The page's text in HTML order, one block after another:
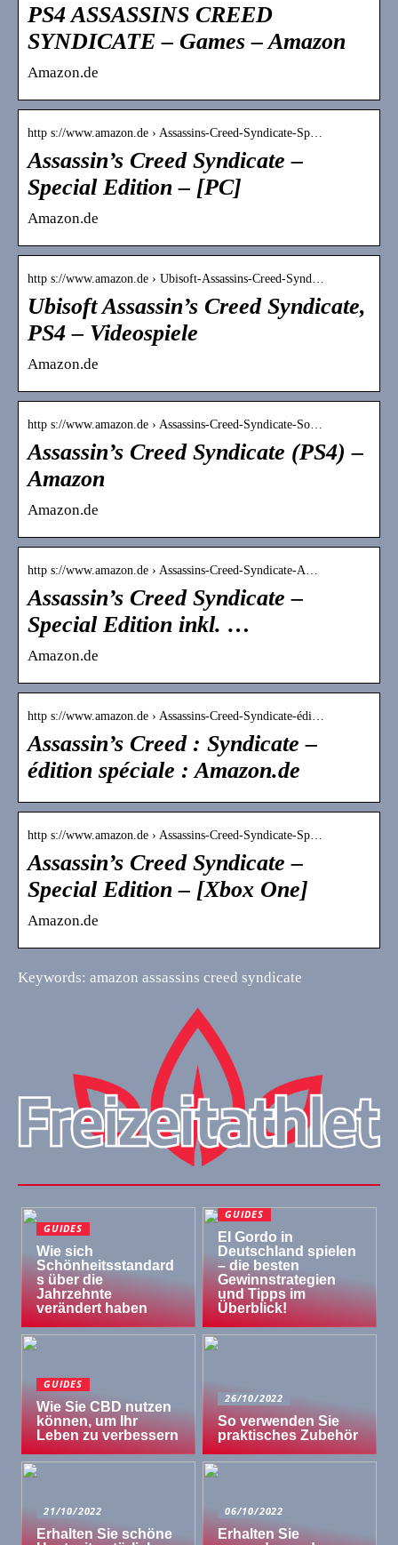
PS4 ASSASSINS CREED
SYNDICATE – Games – Amazon
Amazon.de
http s://www.amazon.de › Assassins-Creed-Syndicate-Sp…
Assassin’s Creed Syndicate –
Special Edition – [PC]
Amazon.de
http s://www.amazon.de › Ubisoft-Assassins-Creed-Synd…
Ubisoft Assassin’s Creed Syndicate,
PS4 – Videospiele
Amazon.de
http s://www.amazon.de › Assassins-Creed-Syndicate-So…
Assassin’s Creed Syndicate (PS4) –
Amazon
Amazon.de
http s://www.amazon.de › Assassins-Creed-Syndicate-A…
Assassin’s Creed Syndicate –
Special Edition inkl. …
Amazon.de
http s://www.amazon.de › Assassins-Creed-Syndicate-édi…
Assassin’s Creed : Syndicate –
édition spéciale : Amazon.de
http s://www.amazon.de › Assassins-Creed-Syndicate-Sp…
Assassin’s Creed Syndicate –
Special Edition – [Xbox One]
Amazon.de
Keywords: amazon assassins creed syndicate
GUIDES
Wie sich
Schönheitsstandard
s über die
Jahrzehnte
verändert haben
GUIDES
El Gordo in
Deutschland spielen
– die besten
Gewinnstrategien
und Tipps im
Überblick!
GUIDES
Wie Sie CBD nutzen
können, um Ihr
Leben zu verbessern
26/10/2022
So verwenden Sie
praktisches Zubehör
21/10/2022
Erhalten Sie schöne
06/10/2022
Erhalten Sie